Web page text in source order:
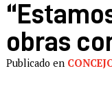
obras
Publicado en